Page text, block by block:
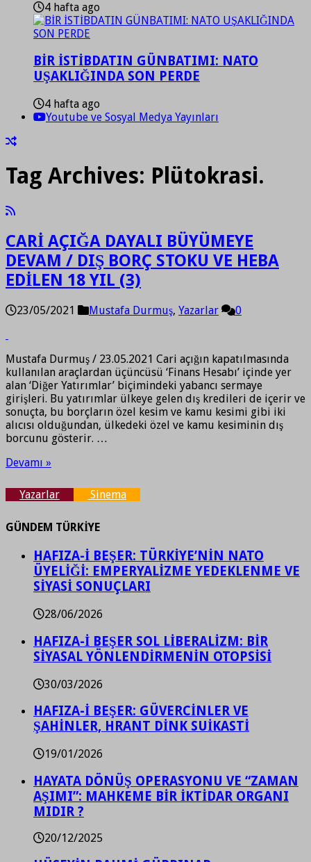
4 hafta ago
BİR İSTİBDATIN GÜNBATIMI: NATO
UŞAKLIĞINDA SON PERDE
4 hafta ago
Youtube ve Sosyal Medya Yayınları
Tag Archives: Plütokrasi.
CARİ AÇIĞA DAYALI BÜYÜMEYE
DEVAM / DIŞ BORÇ STOKU VE HEBA
EDİLEN 18 YIL (3)
23/05/2021 Mustafa Durmuş, Yazarlar 0
Mustafa Durmuş / 23.05.2021 Cari açığın kapatılmasında
kullanılan araçlardan üçüncüsü ‘Finans Hesabı’ içinde yer
alan ‘Diğer Yatırımlar’ biçimindeki yabancı sermaye
girişleri. Bu yatırımlar ülkeye gelen dış kredileri de içerir ve
sonuçta, bu borçların özel kesim ve kamu kesimi gibi iki
alıcısı olduğundan, ülkedeki özel ve kamu kesiminin dış
borcunu gösterir. …
Devamı »
Yazarlar Sinema
GÜNDEM TÜRKİYE
HAFIZA-İ BEŞER: TÜRKİYE’NİN NATO
ÜYELİĞİ: EMPERYALİZME YEDEKLENME VE
SİYASİ SONUÇLARI
28/06/2026
HAFIZA-İ BEŞER SOL LİBERALİZM: BİR
SİYASAL YÖNLENDİRMENİN OTOPSİSİ
30/03/2026
HAFIZA-İ BEŞER: GÜVERCİNLER VE
ŞAHİNLER, HRANT DİNK SUİKASTİ
19/01/2026
HAYATA DÖNÜŞ OPERASYONU VE “ZAMAN
AŞIMI”: MAHKEME BİR İKTİDAR ORGANI
MIDIR ?
20/12/2025